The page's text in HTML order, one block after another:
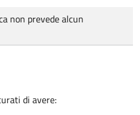
non prevede alcun
di avere: